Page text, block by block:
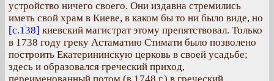
устройство ничего своего. Они издавна стремились
иметь свой храм в Киеве, в каком бы то ни было виде, но
[с.138] киевский магистрат этому препятствовал. Только
в 1738 году греку Астаматию Стимати было позволено
построить Екатерининскую церковь в своей усадьбе;
здесь и образовался греческий приход,